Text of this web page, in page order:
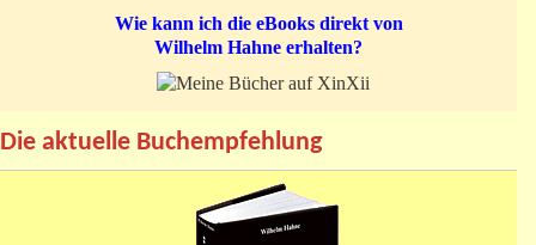
Wie kann ich die eBooks direkt von
Wilhelm Hahne erhalten?
Die aktuelle Buchempfehlung